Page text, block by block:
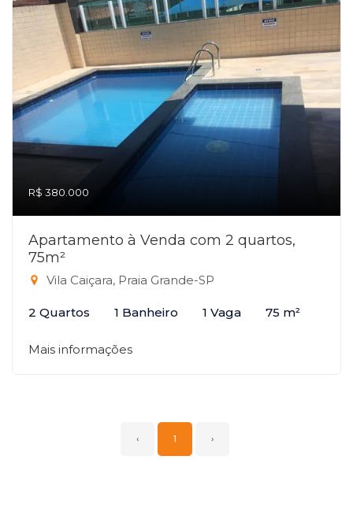
R$ 380.000
Apartamento à Venda com 2 quartos,
75m²
Vila Caiçara, Praia Grande-SP
2 Quartos 1 Banheiro 1 Vaga 75 m²
Mais informações
‹ 1 ›